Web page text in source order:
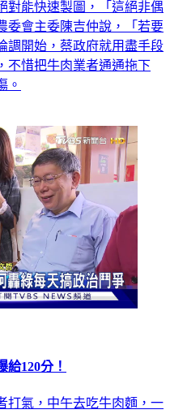
對能快速製圖，「這絕非偶
委會主委陳吉仲說，「若要
調開始，蔡政府就用盡手段
不惜把牛肉業者通通拖下
。
120分！
打氣，中午去吃牛肉麵，一